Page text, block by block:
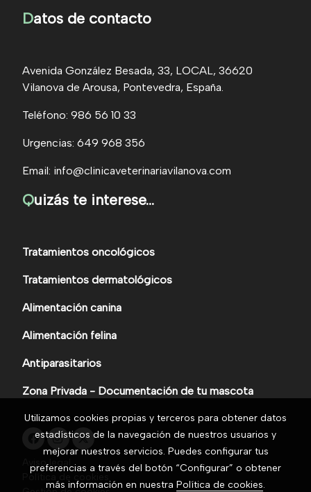
Datos de contacto
Avenida González Besada, 33, LOCAL, 36620
Vilanova de Arousa, Pontevedra, España.
Teléfono: 986 56 10 33
Urgencias: 649 968 356
Email: info@clinicaveterinariavilanova.com
Quizás te interese...
Tratamientos oncológicos
Tratamientos dermatológicos
Alimentación canina
Alimentación felina
Antiparasitarios
Zona Privada - Documentación de tu mascota
Aviso legal
Política de cookies
Utilizamos cookies propias y terceros para obtener datos
estadísticos de la navegación de nuestros usuarios y
mejorar nuestros servicios. Puedes configurar tus
preferencias a través del botón “Configurar” o obtener
más información en nuestra Política de cookies.